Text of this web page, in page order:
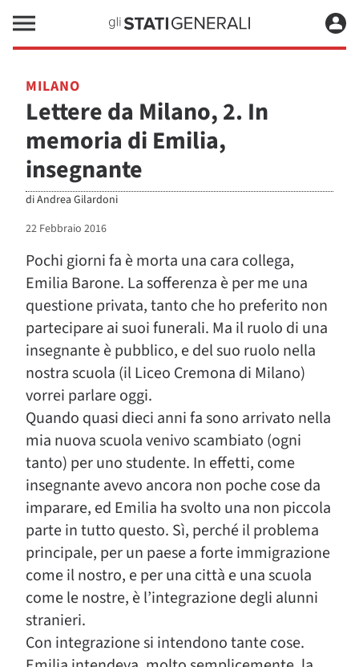
MILANO
Lettere da Milano, 2. In
memoria di Emilia,
insegnante
diAndrea Gilardoni
22 Febbraio 2016
Pochi giorni fa è morta una cara collega,
Emilia Barone. La sofferenza è per me una
questione privata, tanto che ho preferito non
partecipare ai suoi funerali. Ma il ruolo di una
insegnante è pubblico, e del suo ruolo nella
nostra scuola (il Liceo Cremona di Milano)
vorrei parlare oggi.
Quando quasi dieci anni fa sono arrivato nella
mia nuova scuola venivo scambiato (ogni
tanto) per uno studente. In effetti, come
insegnante avevo ancora non poche cose da
imparare, ed Emilia ha svolto una non piccola
parte in tutto questo. Sì, perché il problema
principale, per un paese a forte immigrazione
come il nostro, e per una città e una scuola
come le nostre, è l’integrazione degli alunni
stranieri.
Con integrazione si intendono tante cose.